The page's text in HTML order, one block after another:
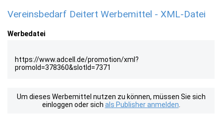
Vereinsbedarf Deitert Werbemittel - XML-Datei
Werbedatei
https://www.adcell.de/promotion/xml?
promoId=378360&slotId=7371
Um dieses Werbemittel nutzen zu können, müssen Sie sich
einloggen oder sich als Publisher anmelden